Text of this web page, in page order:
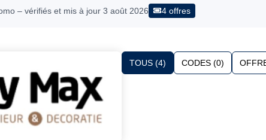
– vérifiés et mis à jour 3 août 2026
4 offres
TOUS (4) CODES (0)